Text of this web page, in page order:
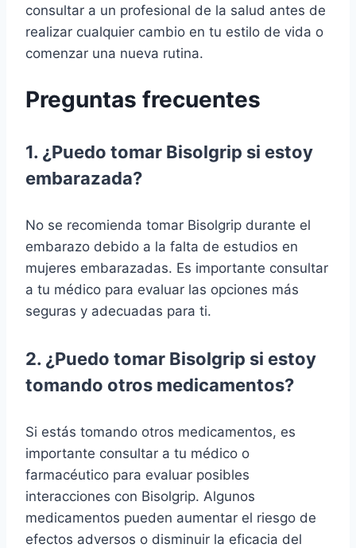
consultar a un profesional de la salud antes de
realizar cualquier cambio en tu estilo de vida o
comenzar una nueva rutina.
Preguntas frecuentes
1. ¿Puedo tomar Bisolgrip si estoy
embarazada?
No se recomienda tomar Bisolgrip durante el
embarazo debido a la falta de estudios en
mujeres embarazadas. Es importante consultar
a tu médico para evaluar las opciones más
seguras y adecuadas para ti.
2. ¿Puedo tomar Bisolgrip si estoy
tomando otros medicamentos?
Si estás tomando otros medicamentos, es
importante consultar a tu médico o
farmacéutico para evaluar posibles
interacciones con Bisolgrip. Algunos
medicamentos pueden aumentar el riesgo de
efectos adversos o disminuir la eficacia del